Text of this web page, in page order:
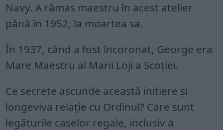
Navy. A rămas maestru în acest atelier
până în 1952, la moartea sa.
În 1937, când a fost încoronat, George era
Mare Maestru al Marii Loji a Scoției.
Ce secrete ascunde această inițiere și
longeviva relație cu Ordinul? Care sunt
legăturile caselor regale, inclusiv a